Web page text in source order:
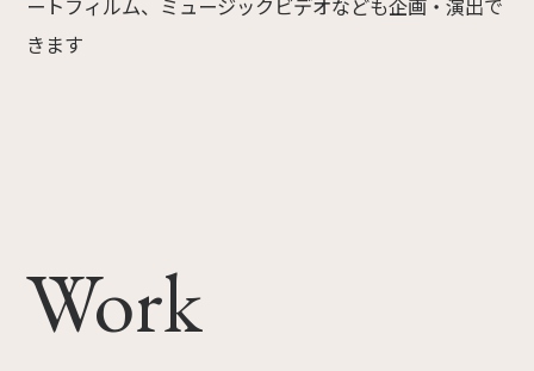
ートフィルム、ミュージックビデオなども企画・演出で
きます
Work